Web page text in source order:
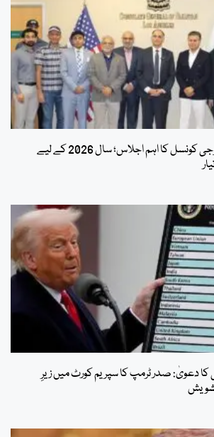
پاکستان-امریکہ ٹیکنالوجی کونسل کا اہم اجلاس؛ سال 2026 کے لیے
کا دعویٰ: صدر ٹرمپ کا سپریم کورٹ میں زیرِ